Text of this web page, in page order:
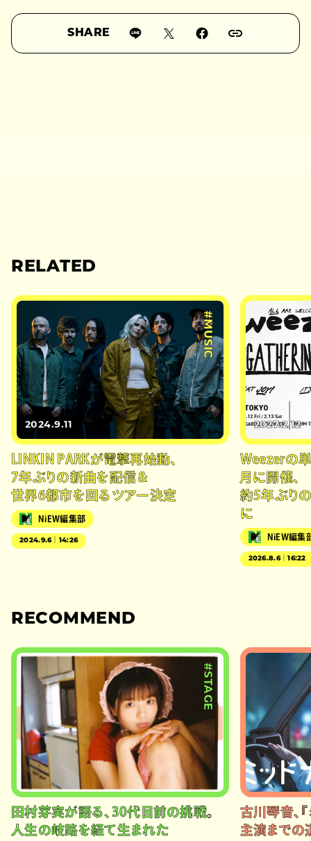
SHARE
RELATED
#MUSIC
2024.9.11
LINKIN PARKが電撃再始動、
7年ぶりの新曲を配信＆
世界6都市を回るツアー決定
NiEW編集部
2024.9.6｜14:26
2027.2.12
Weezerの
月に開催、
約5年ぶり
に
NiEW編集
2026.8.6｜16:22
RECOMMEND
#STAGE
田村芽実が語る、30代目前の挑戦。
人生の岐路を経て生まれた
古川琴音、
主演までの